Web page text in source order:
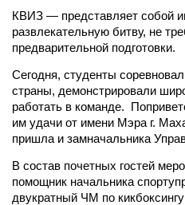
КВИЗ — представляет собой
развлекательную битву, не
предварительной подготовки.
Сегодня, студенты
страны, демонстрировали
работать в команде.
им удачи от имени Мэра г.
пришла и замначальника
В состав почетных гостей
помощник начальника
двукратный ЧМ по